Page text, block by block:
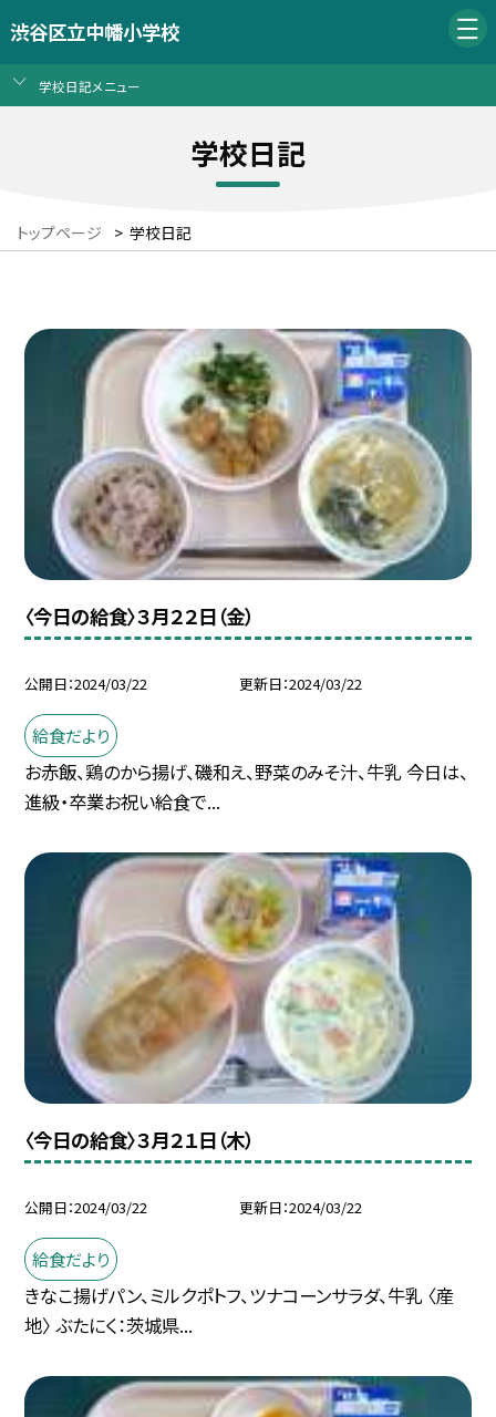
渋谷区立中幡小学校
学校日記メニュー
学校日記
トップページ > 学校日記
〈今日の給食〉３月２２日（金）
公開日 2024/03/22 更新日 2024/03/22
給食だより
お赤飯、鶏のから揚げ、磯和え、野菜のみそ汁、牛乳 今日は、
進級・卒業お祝い給食で...
〈今日の給食〉３月２１日（木）
公開日 2024/03/22 更新日 2024/03/22
給食だより
きなこ揚げパン、ミルクポトフ、ツナコーンサラダ、牛乳 〈産
地〉 ぶたにく：茨城県...